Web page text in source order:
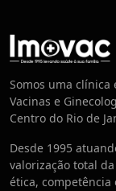
Centro de
Somos uma
Vacinas e
Centro do Rio de
Desde 1995
valorização total
ética,